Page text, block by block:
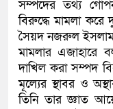
সম্পদের তথ্য
বিরুদ্ধে মামলা করে
সৈয়দ নজরুল
মামলার
দাখিল করা সম্পদ
মূল্যের স্থাবর ও
তিনি তার জ্ঞাত